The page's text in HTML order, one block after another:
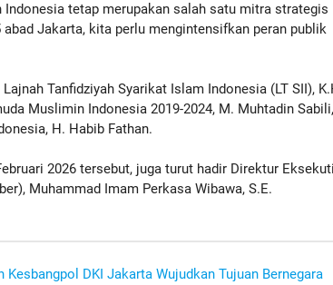
tetap merupakan salah satu mitra strategis
Jakarta, kita perlu mengintensifkan peran publik
Tanfidziyah Syarikat Islam Indonesia (LT SII),
Muslimin Indonesia 2019-2024, M. Muhtadin
H. Habib Fathan.
2026 tersebut, juga turut hadir Direktur
Muhammad Imam Perkasa Wibawa, S.E.
Kesbangpol DKI Jakarta Wujudkan Tujuan Bernegara